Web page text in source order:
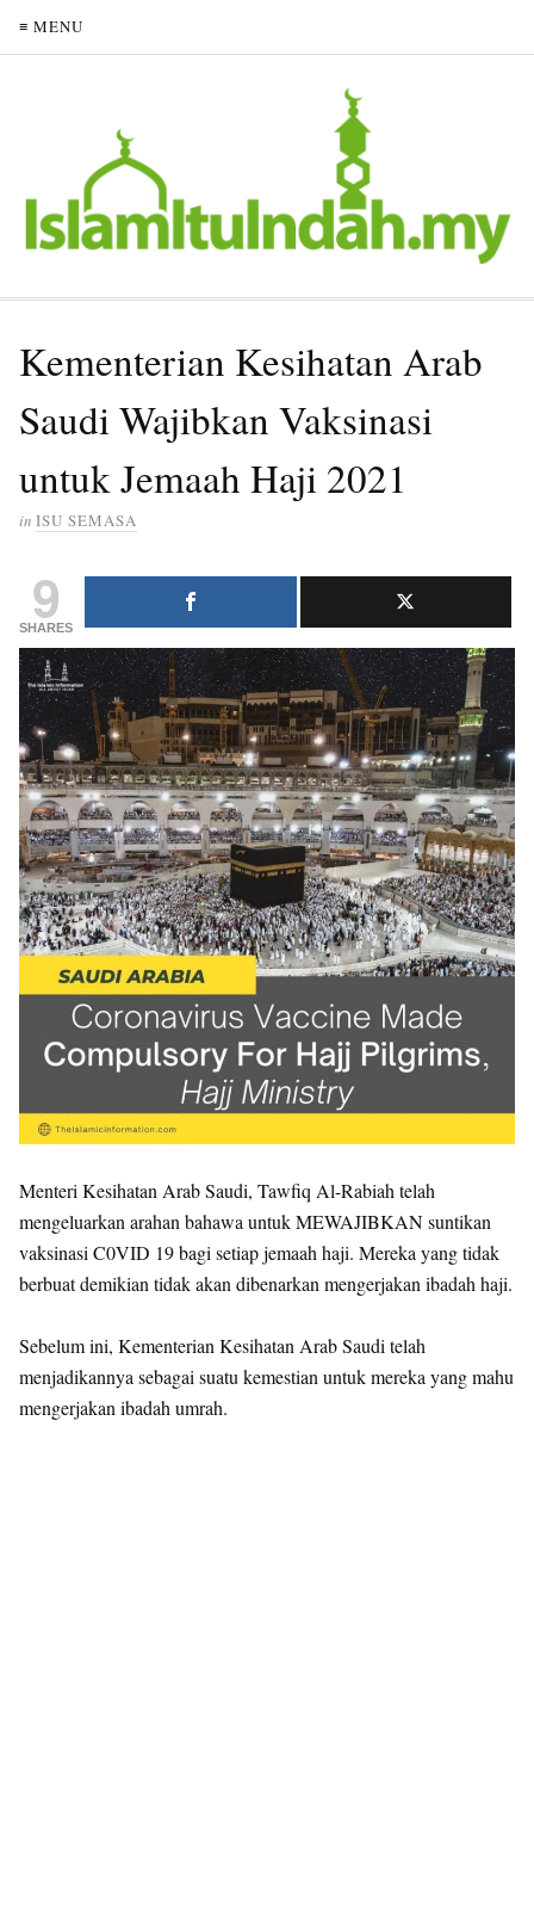
≡ MENU
Kementerian Kesihatan Arab
Saudi Wajibkan Vaksinasi
untuk Jemaah Haji 2021
in ISU SEMASA
9
SHARES
Menteri Kesihatan Arab Saudi, Tawfiq Al-Rabiah telah
mengeluarkan arahan bahawa untuk MEWAJIBKAN suntikan
vaksinasi C0VID 19 bagi setiap jemaah haji. Mereka yang tidak
berbuat demikian tidak akan dibenarkan mengerjakan ibadah haji.
Sebelum ini, Kementerian Kesihatan Arab Saudi telah
menjadikannya sebagai suatu kemestian untuk mereka yang mahu
mengerjakan ibadah umrah.